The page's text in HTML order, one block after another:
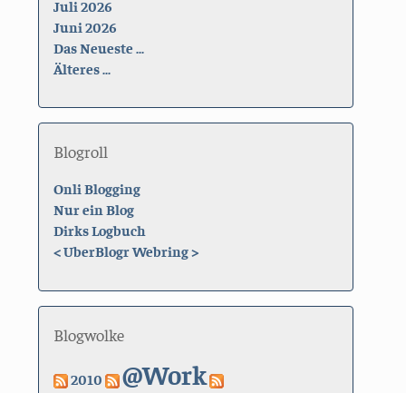
Juli 2026
Juni 2026
Das Neueste ...
Älteres ...
Blogroll
Onli Blogging
Nur ein Blog
Dirks Logbuch
<UberBlogr Webring>
Blogwolke
2010 @Work